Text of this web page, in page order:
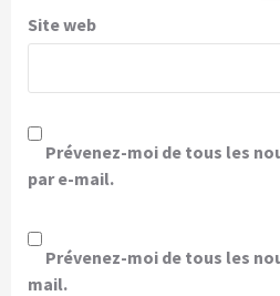
Site web
Prévenez-moi de tous les
par e-mail.
Prévenez-moi de tous les
mail.